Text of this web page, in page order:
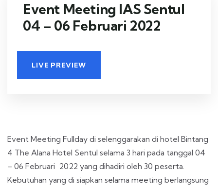
Event Meeting IAS Sentul
04 – 06 Februari 2022
LIVE PREVIEW
Event Meeting Fullday di selenggarakan di hotel Bintang
4 The Alana Hotel Sentul selama 3 hari pada tanggal 04
– 06 Februari 2022 yang dihadiri oleh 30 peserta.
Kebutuhan yang di siapkan selama meeting berlangsung